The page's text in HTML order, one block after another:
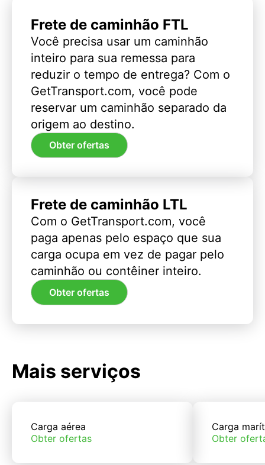
Frete de caminhão FTL
Você precisa usar um caminhão
inteiro para sua remessa para
reduzir o tempo de entrega? Com o
GetTransport.com, você pode
reservar um caminhão separado da
origem ao destino.
Obter ofertas
Frete de caminhão LTL
Com o GetTransport.com, você
paga apenas pelo espaço que sua
carga ocupa em vez de pagar pelo
caminhão ou contêiner inteiro.
Obter ofertas
Mais serviços
Carga aérea
Obter ofertas
Carga
Obter